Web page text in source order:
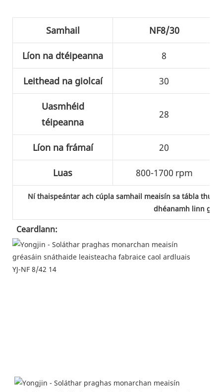
Samhail NF8/30
Líon na dtéipeanna 8
Leithead na giolcaí 30
Uasmhéid
téipeanna
28
Líon na frámaí 20
Luas 800-1700 rpm
Ní thaispeántar ach cúpla samhail meaisín sa tábla
dhéanamh linn go
Ceardlann: